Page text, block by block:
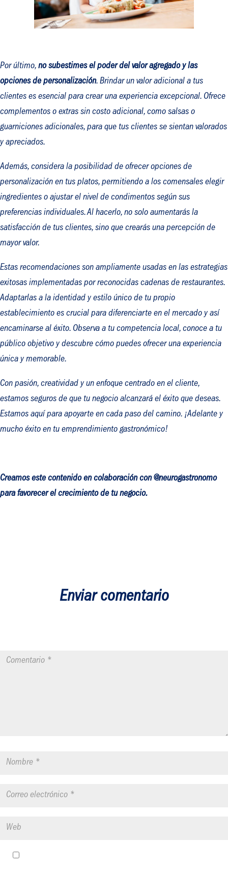
Por último, no subestimes el poder del valor agregado y las
opciones de personalización. Brindar un valor adicional a tus
clientes es esencial para crear una experiencia excepcional. Ofrece
complementos o extras sin costo adicional, como salsas o
guarniciones adicionales, para que tus clientes se sientan valorados
y apreciados.
Además, considera la posibilidad de ofrecer opciones de
personalización en tus platos, permitiendo a los comensales elegir
ingredientes o ajustar el nivel de condimentos según sus
preferencias individuales. Al hacerlo, no solo aumentarás la
satisfacción de tus clientes, sino que crearás una percepción de
mayor valor.
Estas recomendaciones son ampliamente usadas en las estrategias
exitosas implementadas por reconocidas cadenas de restaurantes.
Adaptarlas a la identidad y estilo único de tu propio
establecimiento es crucial para diferenciarte en el mercado y así
encaminarse al éxito. Observa a tu competencia local, conoce a tu
público objetivo y descubre cómo puedes ofrecer una experiencia
única y memorable.
Con pasión, creatividad y un enfoque centrado en el cliente,
estamos seguros de que tu negocio alcanzará el éxito que deseas.
Estamos aquí para apoyarte en cada paso del camino. ¡Adelante y
mucho éxito en tu emprendimiento gastronómico!
Creamos este contenido en colaboración con @neurogastronomo
para favorecer el crecimiento de tu negocio.
Enviar comentario